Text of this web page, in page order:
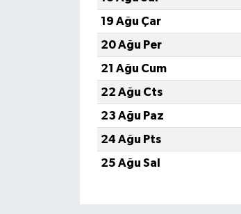
19 Ağu Çar
20 Ağu Per
21 Ağu Cum
22 Ağu Cts
23 Ağu Paz
24 Ağu Pts
25 Ağu Sal